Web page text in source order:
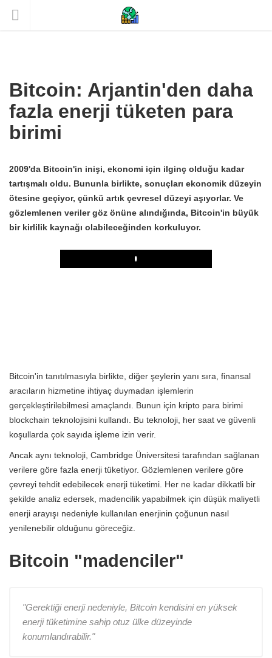
Bitcoin: Arjantin'den daha
fazla enerji tüketen para
birimi
2009'da Bitcoin'in inişi, ekonomi için ilginç olduğu kadar
tartışmalı oldu. Bununla birlikte, sonuçları ekonomik düzeyin
ötesine geçiyor, çünkü artık çevresel düzeyi aşıyorlar. Ve
gözlemlenen veriler göz önüne alındığında, Bitcoin'in büyük
bir kirlilik kaynağı olabileceğinden korkuluyor.
Play
Bitcoin'in tanıtılmasıyla birlikte, diğer şeylerin yanı sıra, finansal
aracıların hizmetine ihtiyaç duymadan işlemlerin
gerçekleştirilebilmesi amaçlandı. Bunun için kripto para birimi
blockchain teknolojisini kullandı. Bu teknoloji, her saat ve güvenli
koşullarda çok sayıda işleme izin verir.
Ancak aynı teknoloji, Cambridge Üniversitesi tarafından sağlanan
verilere göre fazla enerji tüketiyor. Gözlemlenen verilere göre
çevreyi tehdit edebilecek enerji tüketimi. Her ne kadar dikkatli bir
şekilde analiz edersek, madencilik yapabilmek için düşük maliyetli
enerji arayışı nedeniyle kullanılan enerjinin çoğunun nasıl
yenilenebilir olduğunu göreceğiz.
Bitcoin "madenciler"
"Gerektiği enerji nedeniyle, Bitcoin kendisini en yüksek
enerji tüketimine sahip otuz ülke düzeyinde
konumlandırabilir."